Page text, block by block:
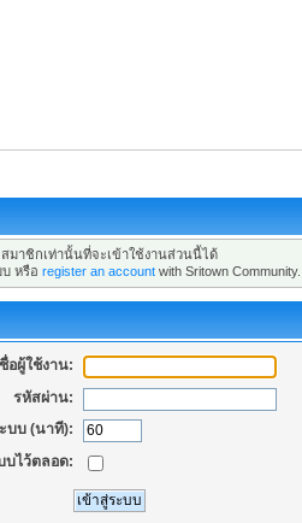
สมาชิกเท่านั้นที่จะเข้าใช้งานส่วนนี้ได้
บ หรือ register an account with Sritown Community.
ชื่อผู้ใช้งาน:
รหัสผ่าน:
บบ (นาที):
บไว้ตลอด: